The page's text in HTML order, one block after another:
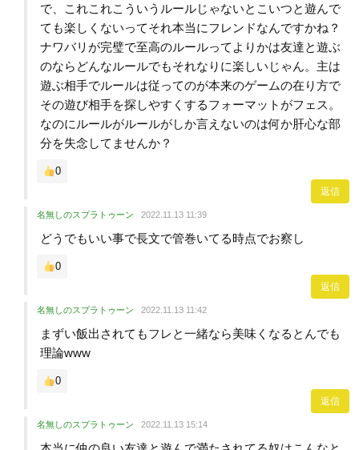
で、これこれこういうルールじゃないとこいつと遊んで
ても楽しくないってそれ本当にフレンドなんですかね？
ナワバリが完璧で至高のルールってよりかは友達と遊ぶ
のならどんなルールでもそれなりに楽しいじゃん。主は
遊ぶ相手でルールは従ってのが本来のゲームの在り方で
その遊び相手を探しやすくするフォーマットがフェス。
なのにルールがルールがしか言えないのは何か肝心な部
分を失念してませんか？
0
返信
名無しのスプラトゥーン 2022.11.13 11:39
どうでもいい事で長文で管巻いてる時点でお察し
0
返信
名無しのスプラトゥーン 2022.11.13 11:42
まずい飯出されてもフレと一緒なら美味くなるとんでも
理論www
0
返信
名無しのスプラトゥーン 2022.11.13 15:14